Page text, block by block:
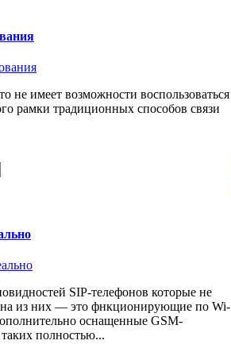
не имеет возможности воспользоваться
рамки традиционных способов связи
SIP-телефонов которые не
из них — это фнкционирующие по Wi-
оснащенные GSM-
полностью...